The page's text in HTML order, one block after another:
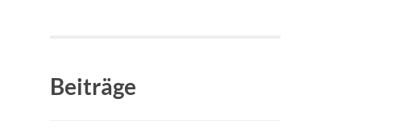
Beiträge